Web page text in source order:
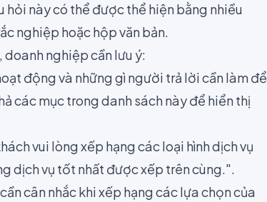
hỏi này có thể được thể hiện bằng nhiều
nghiệp hoặc hộp văn bản.
nghiệp cần lưu ý:
động và những gì người trả lời cần làm để
các mục trong danh sách này để hiển thị
vui lòng xếp hạng các loại hình dịch vụ
dịch vụ tốt nhất được xếp trên cùng.".
cân nhắckhi xếp hạng các lựa chọn của